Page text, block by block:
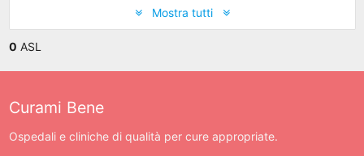
Mostra tutti
0 ASL
Curami Bene
Ospedali e cliniche di qualità per cure appropriate.